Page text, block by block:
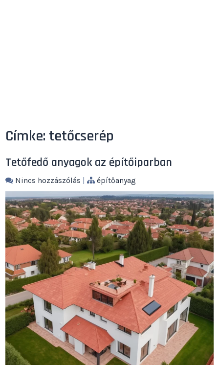
Címke: tetőcserép
Tetőfedő anyagok az építőiparban
Nincs hozzászólás | építőanyag